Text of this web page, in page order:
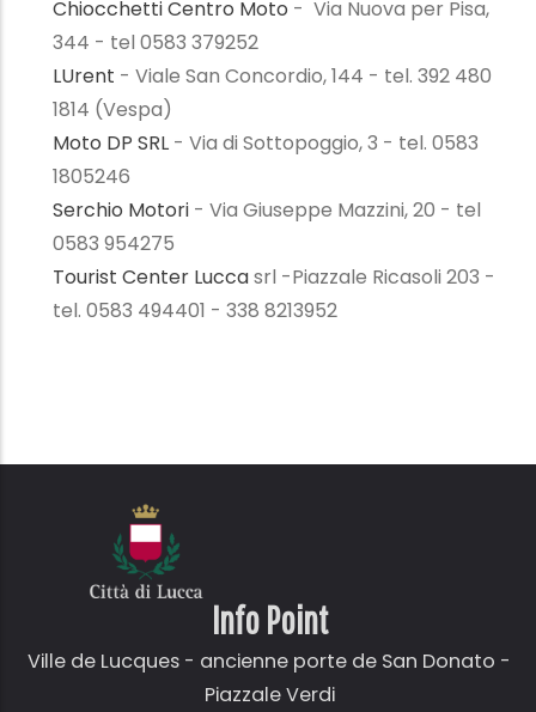
Chiocchetti Centro Moto - Via Nuova per Pisa,
344 - tel 0583 379252
LUrent - Viale San Concordio, 144 - tel. 392 480
1814 (Vespa)
Moto DP SRL- Via di Sottopoggio, 3 - tel. 0583
1805246
Serchio Motori- Via Giuseppe Mazzini, 20 - tel
0583 954275
Tourist Center Luccasrl -Piazzale Ricasoli 203 -
tel. 0583 494401 - 338 8213952
Info Point
Ville de Lucques - ancienne porte de San Donato -
Piazzale Verdi